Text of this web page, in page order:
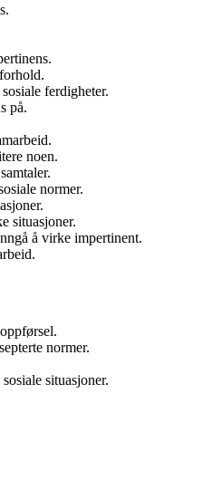
ferdigheter.
på.
noen.
normer.
situasjoner.
å virke impertinent.
normer.
situasjoner.